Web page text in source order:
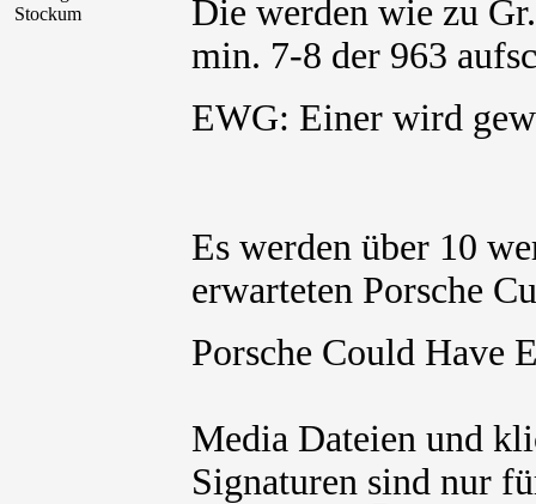
Stockum
Die werden wie zu
min. 7-8 der 963
EWG: Einer wird
Es werden über 10
erwarteten Porsche
Porsche Could Have
Media Dateien und
Signaturen sind nur